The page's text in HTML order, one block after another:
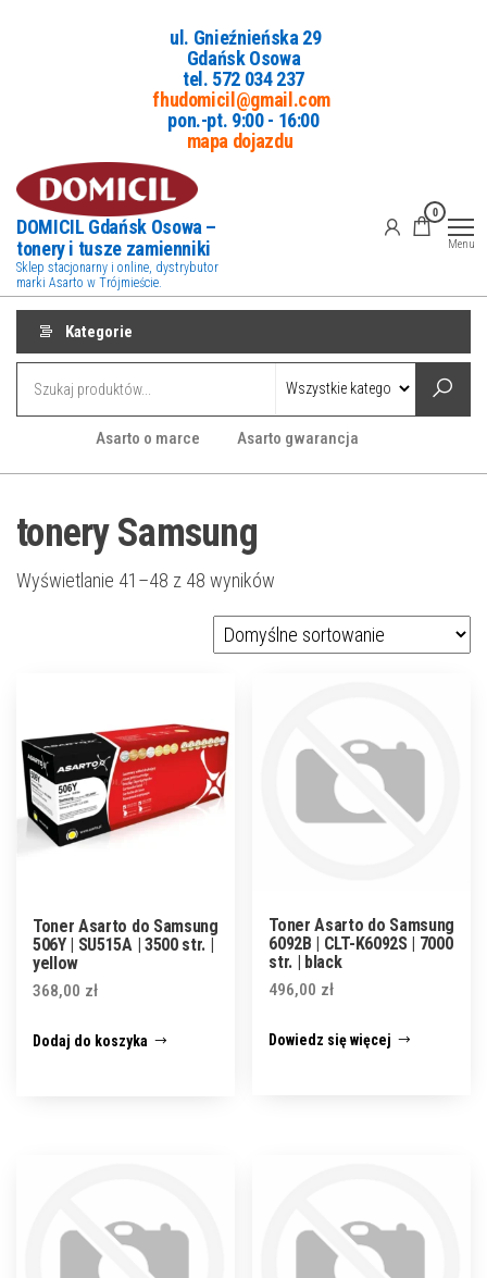
ul. Gnieźnieńska 29
Gdańsk Osowa
tel. 572 034 237
fhudomicil@gmail.com
pon.-pt. 9:00 - 16:00
mapa dojazdu
DOMICIL Gdańsk Osowa –
tonery i tusze zamienniki
Sklep stacjonarny i online, dystrybutor
marki Asarto w Trójmieście.
0
Menu
Kategorie
Asarto o marce Asarto gwarancja
tonery Samsung
Wyświetlanie 41–48 z 48 wyników
Toner Asarto do Samsung
506Y | SU515A | 3500 str. |
yellow
368,00 zł
Dodaj do koszyka
Toner Asarto do Samsung
6092B | CLT-K6092S | 7000
str. | black
496,00 zł
Dowiedz się więcej